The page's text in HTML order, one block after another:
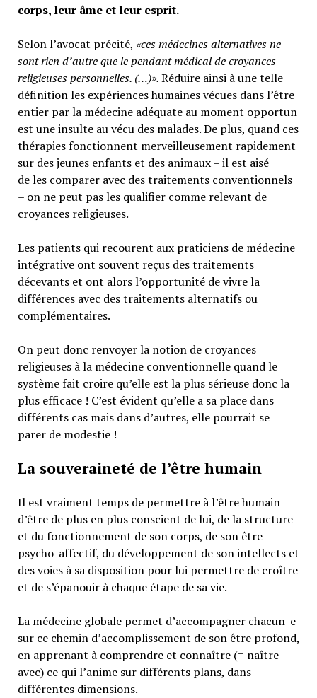
corps, leur âme et leur esprit.
Selon l’avocat précité, «ces médecines alternatives ne
sont rien d’autre que le pendant médical de croyances
religieuses personnelles. (…)».Réduire ainsi à une telle
définition les expériences humaines vécues dans l’être
entier par la médecine adéquate au moment opportun
est une insulte au vécu des malades. De plus, quand ces
thérapies fonctionnent merveilleusement rapidement
sur des jeunes enfants et des animaux – il est aisé
de les comparer avec des traitements conventionnels
– on ne peut pas les qualifier comme relevant de
croyances religieuses.
Les patients qui recourent aux praticiens de médecine
intégrative ont souvent reçus des traitements
décevants et ont alors l’opportunité de vivre la
différences avec des traitements alternatifs ou
complémentaires.
On peut donc renvoyer la notion de croyances
religieuses à la médecine conventionnelle quand le
système fait croire qu’elle est la plus sérieuse donc la
plus efficace ! C’est évident qu’elle a sa place dans
différents cas mais dans d’autres, elle pourrait se
parer de modestie !
La souveraineté de l’être humain
Il est vraiment temps de permettre à l’être humain
d’être de plus en plus conscient de lui, de la structure
et du fonctionnement de son corps, de son être
psycho-affectif, du développement de son intellects et
des voies à sa disposition pour lui permettre de croître
et de s’épanouir à chaque étape de sa vie.
La médecine globale permet d’accompagner chacun-e
sur ce chemin d’accomplissement de son être profond,
en apprenant à comprendre et connaître (= naître
avec) ce qui l’anime sur différents plans, dans
différentes dimensions.